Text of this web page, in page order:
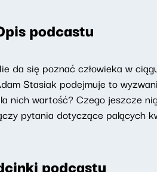
podcastu
da się poznać człowieka w
Stasiak podejmuje to
nich wartość? Czego jeszcze
pytania dotyczące palących
podcastu